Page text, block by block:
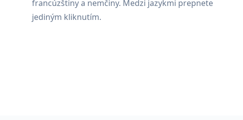
francúzštiny a nemčiny. Medzi jazykmi prepnete
jediným kliknutím.